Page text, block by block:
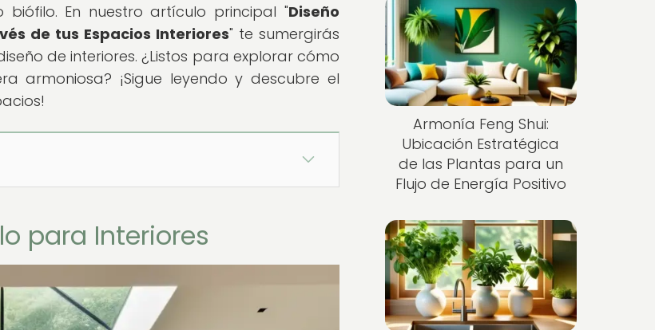
En nuestro artículo principal "Diseño
de tus Espacios Interiores" te sumergirás
de interiores. ¿Listos para explorar cómo
armoniosa? ¡Sigue leyendo y descubre el
para Interiores
Armonía Feng Shui:
Ubicación Estratégica
de las Plantas para un
Flujo de Energía Positivo